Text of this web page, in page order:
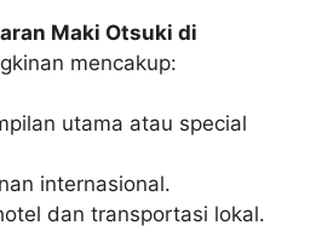
Maki Otsuki di
mencakup:
utama atau special
internasional.
dan transportasi lokal.